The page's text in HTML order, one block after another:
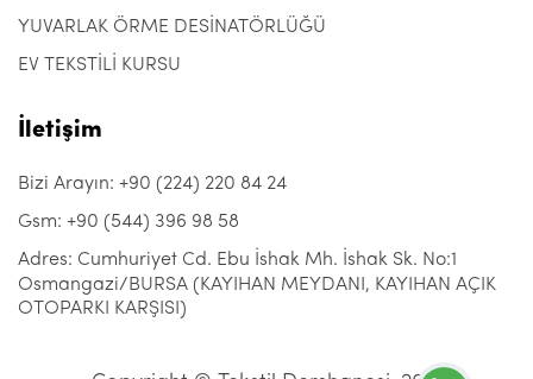
YUVARLAK ÖRME DESİNATÖRLÜĞÜ
EV TEKSTİLİ KURSU
İletişim
Bizi Arayın: +90 (224) 220 84 24
Gsm: +90 (544) 396 98 58
Adres: Cumhuriyet Cd. Ebu İshak Mh. İshak Sk. No:1
Osmangazi/BURSA (KAYIHAN MEYDANI, KAYIHAN AÇIK
OTOPARKI KARŞISI)